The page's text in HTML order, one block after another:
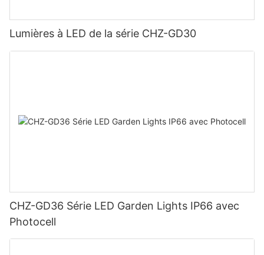
Lumières à LED de la série CHZ-GD30
CHZ-GD36 Série LED Garden Lights IP66 avec
Photocell